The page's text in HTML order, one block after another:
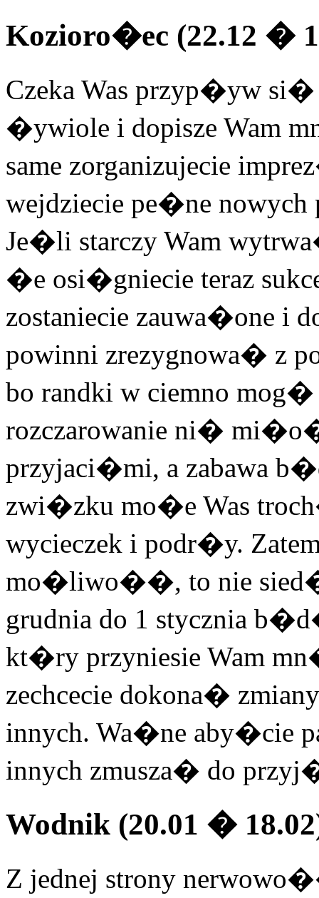
Kozioro�ec (22.12 �
Czeka Was przyp�yw
�ywiole i dopisze Wam
same zorganizujecie
wejdziecie pe�ne
Je�li starczy Wam
�e osi�gniecie teraz
zostaniecie zauwa�one i
powinni zrezygnowa� z
bo randki w ciemno
rozczarowanie ni�
przyjaci�mi, a zabawa
zwi�zku mo�e Was
wycieczek i podr�y.
mo�liwo��, to nie
grudnia do 1 stycznia
kt�ry przyniesie Wam
zechcecie dokona�
innych. Wa�ne aby�cie
innych zmusza� do
Wodnik (20.01 �
Z jednej strony